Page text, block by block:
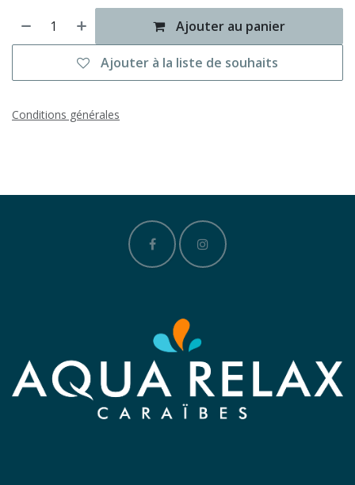
Ajouter au panier
Ajouter à la liste de souhaits
Conditions générales